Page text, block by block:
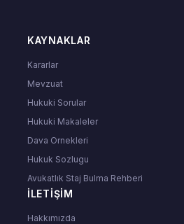
KAYNAKLAR
Kararlar
Mevzuat
Hukuki Sorular
Hukuki Makaleler
Dava Ornekleri
Hukuk Sozlugu
Avukatlık Staj Bulma Rehberi
İLETIŞIM
Hakkımızda